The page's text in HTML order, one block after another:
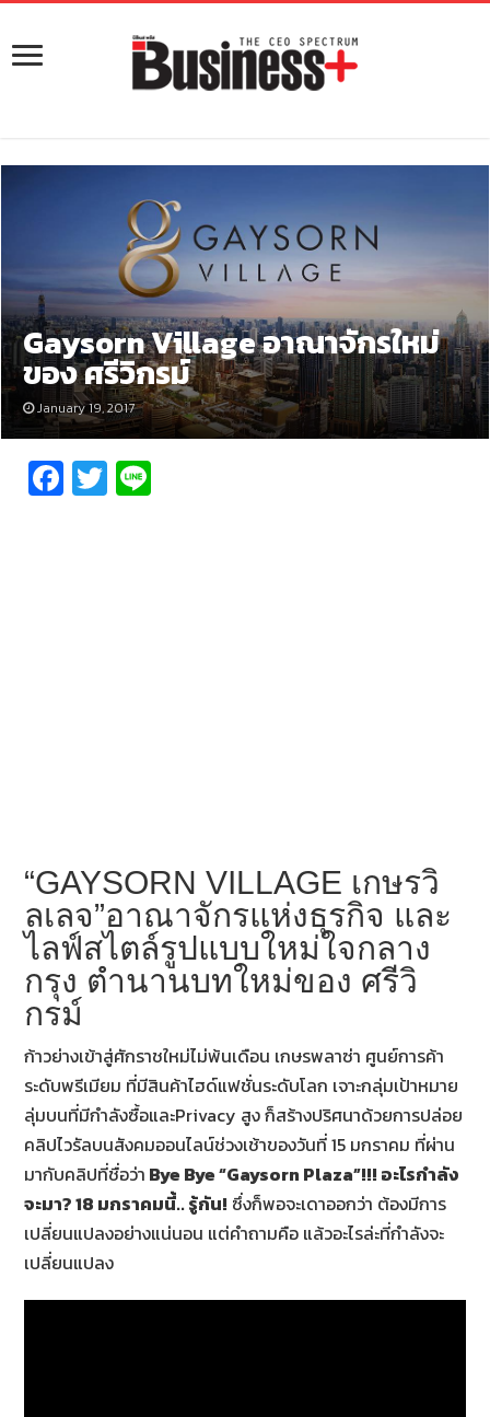
Gaysorn Village อาณาจักรใหม่
ของ ศรีวิกรม์
January 19, 2017
Fa
ce
T
wi
“GAYSORN VILLAGE เกษรวิ
ลเลจ”อาณาจักรแห่งธุรกิจ และ
ไลฟ์สไตล์รูปแบบใหม่ใจกลาง
กรุง ตำนานบทใหม่ของ ศรีวิ
กรม์
ก้าวย่างเข้าสู่ศักราชใหม่ไม่พ้นเดือน เกษรพลาซ่า ศูนย์การค้า
ระดับพรีเมียม ที่มีสินค้าไฮด์แฟชั่นระดับโลก เจาะกลุ่มเป้าหมาย
ลุ่มบนที่มีกำลังซื้อและPrivacy สูง ก็สร้างปริศนาด้วยการปล่อย
คลิปไวรัลบนสังคมออนไลน์ช่วงเช้าของวันที่ 15 มกราคม ที่ผ่าน
มากับคลิปที่ชื่อว่า Bye Bye “Gaysorn Plaza”!!! อะไรกำลัง
จะมา? 18 มกราคมนี้.. รู้กัน! ซึ่งก็พอจะเดาออกว่า ต้องมีการ
เปลี่ยนแปลงอย่างแน่นอน แต่คำถามคือ แล้วอะไรล่ะที่กำลังจะ
เปลี่ยนแปลง